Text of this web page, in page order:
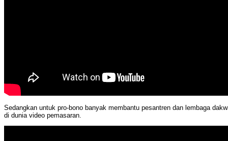
Sedangkan untuk pro-bono banyak membantu pesantren dan lembaga
di dunia video pemasaran.